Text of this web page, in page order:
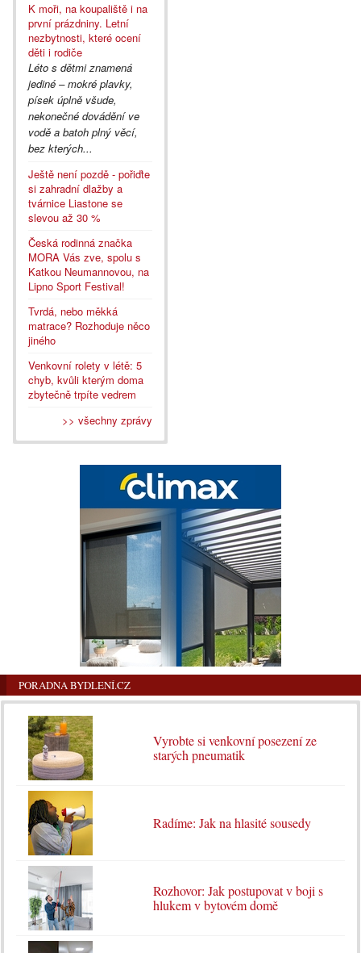
K moři, na koupaliště i na
první prázdniny. Letní
nezbytnosti, které ocení
děti i rodiče
Léto s dětmi znamená
jediné – mokré plavky,
písek úplně všude,
nekonečné dovádění ve
vodě a batoh plný věcí,
bez kterých...
Ještě není pozdě - pořiďte
si zahradní dlažby a
tvárnice Liastone se
slevou až 30 %
Česká rodinná značka
MORA Vás zve, spolu s
Katkou Neumannovou, na
Lipno Sport Festival!
Tvrdá, nebo měkká
matrace? Rozhoduje něco
jiného
Venkovní rolety v létě: 5
chyb, kvůli kterým doma
zbytečně trpíte vedrem
>> všechny zprávy
PORADNA BYDLENÍ.CZ
Vyrobte si venkovní posezení ze
starých pneumatik
Radíme: Jak na hlasité sousedy
Rozhovor: Jak postupovat v boji s
hlukem v bytovém domě